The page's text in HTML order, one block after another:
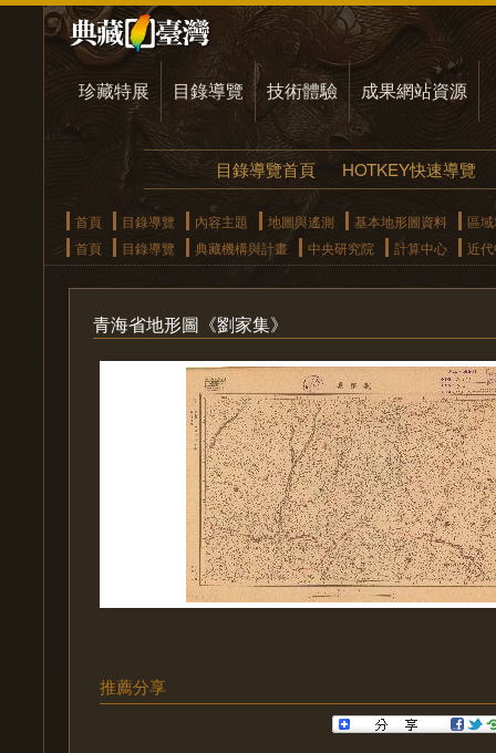
珍藏特展 目錄導覽 技術體驗 成果網站資源
目錄導覽首頁 HOTKEY快速導覽
首頁 目錄導覽 內容主題 地圖與遙測 基本地形圖資料
區
首頁
目錄導覽 典藏機構與計畫 中央研究院 計算中心 近
青海省地形圖《劉家集》
推薦分享